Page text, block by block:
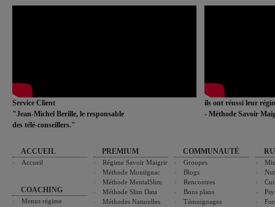
Service Client
"Jean-Michel Berille, le responsable
des télé-conseillers."
ils ont réussi leur
- Méthode Savoir
ACCUEIL
Accueil
COACHING
Menus régime
PREMIUM
Régime Savoir Maigrir
Méthode Montignac
Méthode MentalSlim
Méthode Slim Data
Méthodes Naturelles
COMMUNAUTÉ
Groupes
Blogs
Rencontres
Bons plans
Témoignages